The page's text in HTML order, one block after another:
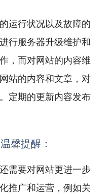
运行状况以及故障的
行服务器升级维护和
，而对网站的内容维
站的内容和文章，对
定期的更新内容发布
馨提醒：
需要对网站更进一步
推广和运营，例如关